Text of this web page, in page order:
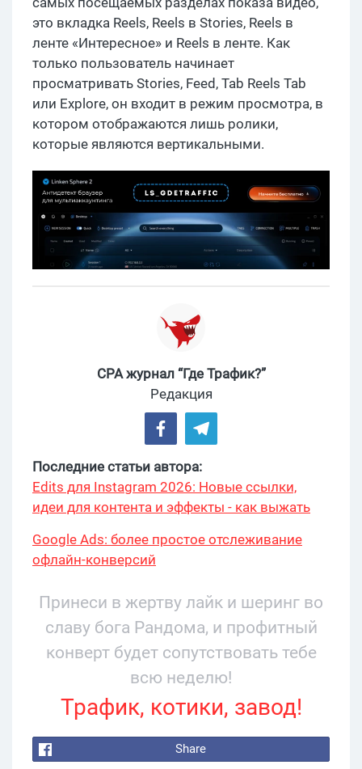
это вкладка Reels, Reels в Stories, Reels в
ленте «Интересное» и Reels в ленте. Как
только пользователь начинает
просматривать Stories, Feed, Tab Reels Tab
или Explore, он входит в режим просмотра, в
котором отображаются лишь ролики,
которые являются вертикальными.
CPA журнал “Где Трафик?”
Редакция
Последние статьи автора:
Edits для Instagram 2026: Новые ссылки,
идеи для контента и эффекты - как выжать
Google Ads: более простое отслеживание
офлайн-конверсий
Принеси в жертву лайк и шеринг во
славу бога Рандома, и профитный
конверт будет сопутствовать тебе
всю неделю!
Трафик, котики, завод!
Share